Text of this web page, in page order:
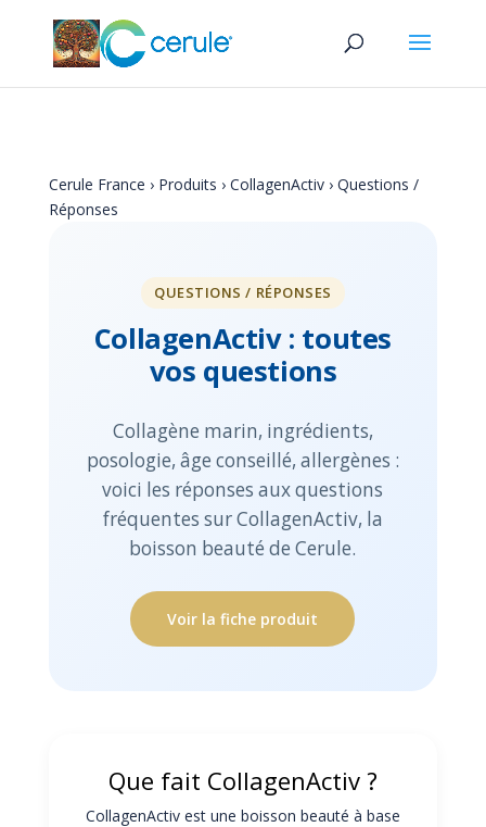
Cerule France › Produits › CollagenActiv› Questions /
Réponses
QUESTIONS / RÉPONSES
CollagenActiv : toutes
vos questions
Collagène marin, ingrédients,
posologie, âge conseillé, allergènes :
voici les réponses aux questions
fréquentes sur CollagenActiv, la
boisson beauté de Cerule.
Voir la fiche produit
Que fait CollagenActiv ?
CollagenActiv est une boisson beauté à base